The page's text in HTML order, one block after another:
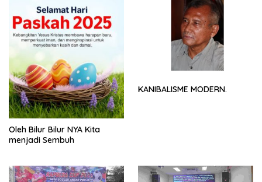
Oleh Bilur Bilur NYA Kita
menjadi Sembuh
KANIBALISME MODERN.